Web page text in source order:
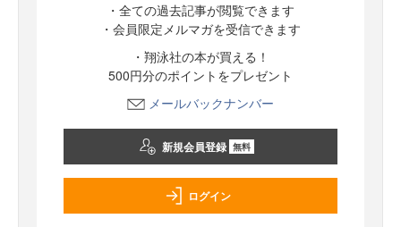
・全ての過去記事が閲覧できます
・会員限定メルマガを受信できます
・翔泳社の本が買える！
500円分のポイントをプレゼント
メールバックナンバー
新規会員登録 無料
ログイン